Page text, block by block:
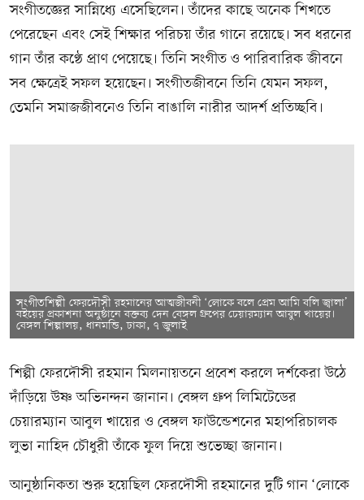
সংগীতজ্ঞের সান্নিধ্যে এসেছিলেন। তাঁদের কাছে অনেক শিখতে
পেরেছেন এবং সেই শিক্ষার পরিচয় তাঁর গানে রয়েছে। সব ধরনের
গান তাঁর কণ্ঠে প্রাণ পেয়েছে। তিনি সংগীত ও পারিবারিক জীবনে
সব ক্ষেত্রেই সফল হয়েছেন। সংগীতজীবনে তিনি যেমন সফল,
তেমনি সমাজজীবনেও তিনি বাঙালি নারীর আদর্শ প্রতিচ্ছবি।
সংগীতশিল্পী ফেরদৌসী রহমানের আত্মজীবনী ‘লোকে বলে প্রেম আমি বলি জ্বালা’
বইয়ের প্রকাশনা অনুষ্ঠানে বক্তব্য দেন বেঙ্গল গ্রুপের চেয়ারম্যান আবুল খায়ের।
বেঙ্গল শিল্পালয়, ধানমন্ডি, ঢাকা, ৭ জুলাই
শিল্পী ফেরদৌসী রহমান মিলনায়তনে প্রবেশ করলে দর্শকেরা উঠে
দাঁড়িয়ে উষ্ণ অভিনন্দন জানান। বেঙ্গল গ্রুপ লিমিটেডের
চেয়ারম্যান আবুল খায়ের ও বেঙ্গল ফাউন্ডেশনের মহাপরিচালক
লুভা নাহিদ চৌধুরী তাঁকে ফুল দিয়ে শুভেচ্ছা জানান।
আনুষ্ঠানিকতা শুরু হয়েছিল ফেরদৌসী রহমানের দুটি গান ‘লোকে